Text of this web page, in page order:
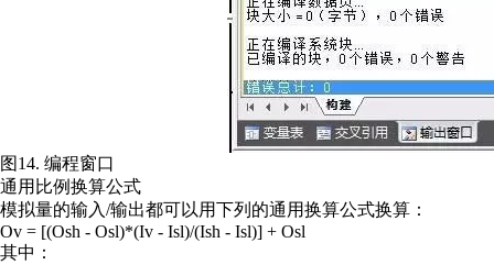
图14. 编程窗口
通用比例换算公式
模拟量的输入/输出都可以用下列的通用换算公式换算：
Ov = [(Osh - Osl)*(Iv - Isl)/(Ish - Isl)] + Osl
其中：